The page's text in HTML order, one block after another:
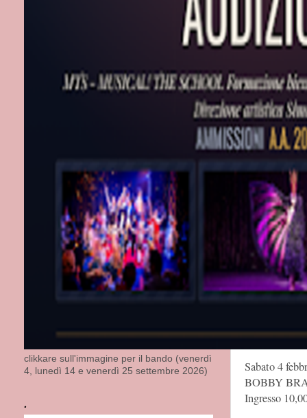
Trio Quarter
Sabato 14
Two of mind
Domenica
Looking Up
Aperitivo +
Giovedì 19
Abc Trio
Giovedì 26
Flight
Giovedì 2
Johnny
Sabato 4
NovaraJazz
Sabato 4
BOBBY
Ingresso
clikkare sull'immagine per il bando (venerdì
4, lunedì 14 e venerdì 25 settembre 2026)
.